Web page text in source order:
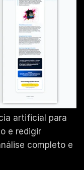
artificial para
e redigir
completo e